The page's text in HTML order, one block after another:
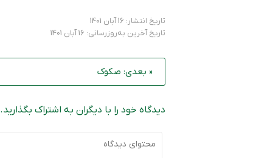
تاریخ انتشار: 16 آبان 1401
تاریخ آخرین به‌روزرسانی: 16 آبان 1401
« بعدی: صکوک
دیدگاه خود را با دیگران به اشتراک بگذارید.